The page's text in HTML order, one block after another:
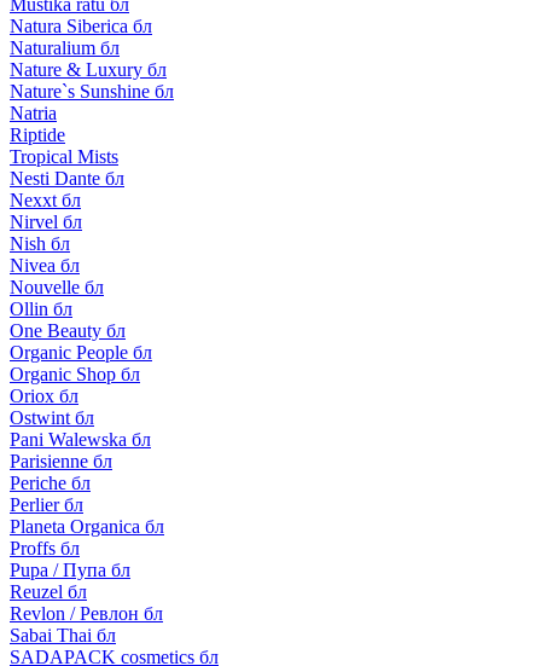
Mustika ratu бл
Natura Siberica бл
Naturalium бл
Nature & Luxury бл
Nature`s Sunshine бл
Natria
Riptide
Tropical Mists
Nesti Dante бл
Nexxt бл
Nirvel бл
Nish бл
Nivea бл
Nouvelle бл
Ollin бл
One Beauty бл
Organic People бл
Organic Shop бл
Oriox бл
Ostwint бл
Pani Walewska бл
Parisienne бл
Periche бл
Perlier бл
Planeta Organica бл
Proffs бл
Pupa / Пупа бл
Reuzel бл
Revlon / Ревлон бл
Sabai Thai бл
SADAPACK cosmetics бл